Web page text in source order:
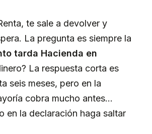
te sale a devolver y
La pregunta es siempre la
tarda Hacienda en
La respuesta corta es
seis meses, pero en la
cobra mucho antes…
en la declaración haga saltar